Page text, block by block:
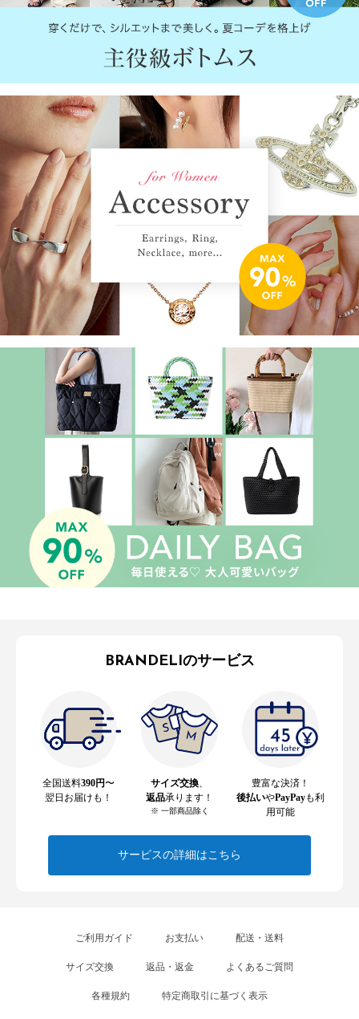
BRANDELIのサービス
全国送料390円〜
翌日お届けも！
サイズ交換
返品承ります！
※ 一部商品除く
豊富な決済！
後払いやPayPayも利
用可能
サービスの詳細はこちら
ご利用ガイド お支払い 配送・送料
サイズ交換 返品・返金 よくあるご質問
各種規約 特定商取引に基づく表示